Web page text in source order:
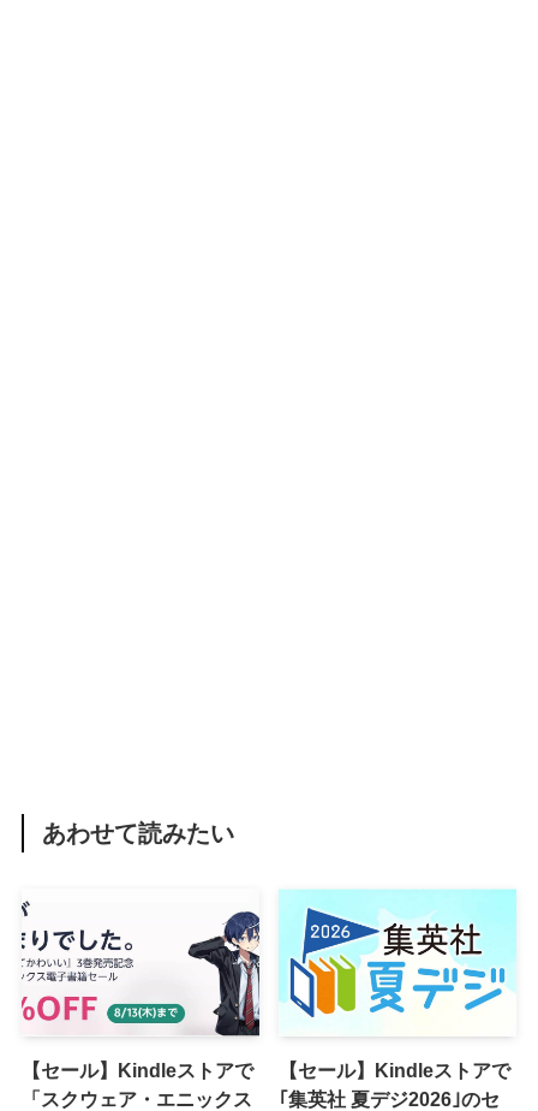
あわせて読みたい
【セール】Kindleストアで
「スクウェア・エニックス
【セール】Kindleストアで
｢集英社 夏デジ2026｣のセ